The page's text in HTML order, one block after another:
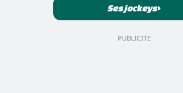
Ses jockeys